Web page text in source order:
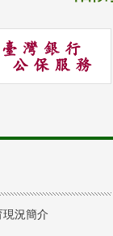
況簡介